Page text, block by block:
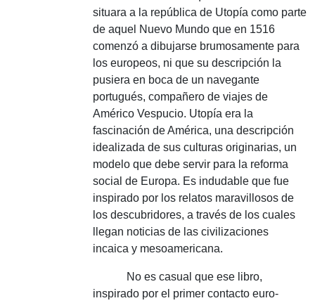
situara a la república de Utopía como parte
de aquel Nuevo Mundo que en 1516
comenzó a dibujarse brumosamente para
los europeos, ni que su descripción la
pusiera en boca de un navegante
portugués, compañero de viajes de
Américo Vespucio. Utopía era la
fascinación de América, una descripción
idealizada de sus culturas originarias, un
modelo que debe servir para la reforma
social de Europa. Es indudable que fue
inspirado por los relatos maravillosos de
los descubridores, a través de los cuales
llegan noticias de las civilizaciones
incaica y mesoamericana.
No es casual que ese libro,
inspirado por el primer contacto euro-